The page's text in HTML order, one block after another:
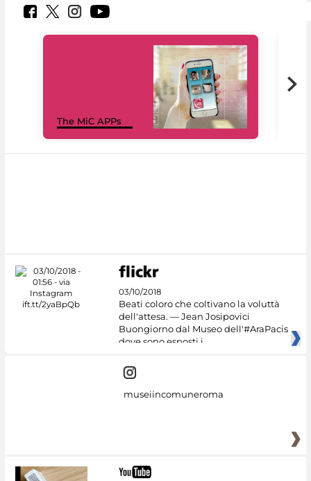
The MiC APPs
03/10/2018
Beati coloro che coltivano la voluttà
dell'attesa. — Jean Josipovici
Buongiorno dal Museo dell'#AraPacis
dove sono esposti i
museiincomuneroma